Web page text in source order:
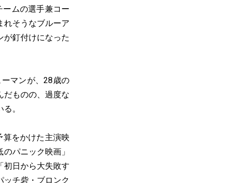
ームの選手兼コー
れそうなブルーア
が釘付けになった
マンが、28歳の
だものの、過度な
。
をかけた主演映
パニック映画」
初日から大失敗す
ッチ砦・ブロンク